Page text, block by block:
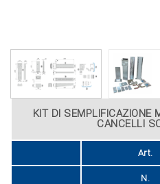
KIT DI SEMPLIFICAZIONE
CANCELLI
Art.
N.